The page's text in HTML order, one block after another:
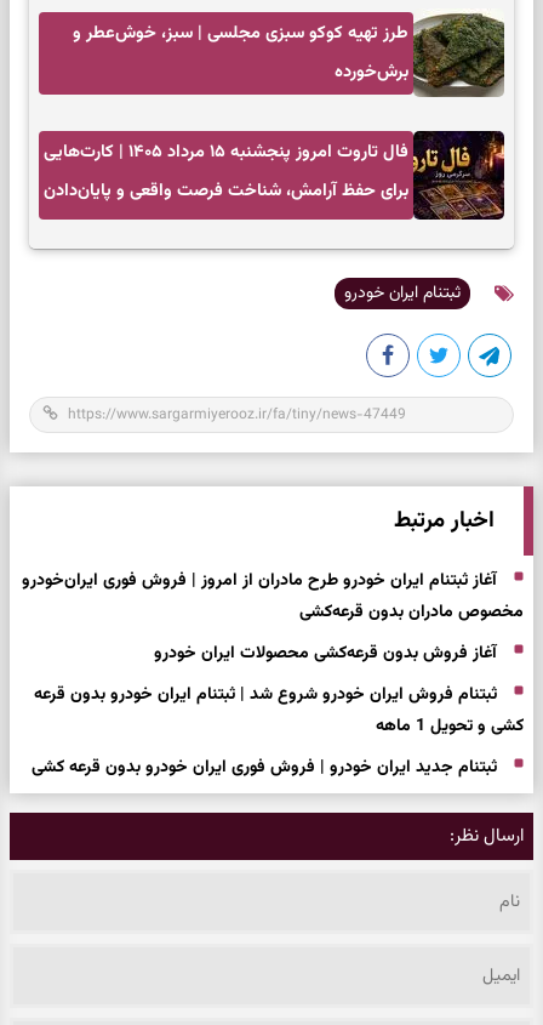
طرز تهیه کوکو سبزی مجلسی | سبز، خوش‌عطر و
برش‌خورده
فال تاروت امروز پنجشنبه ۱۵ مرداد ۱۴۰۵ | کارت‌هایی
برای حفظ آرامش، شناخت فرصت واقعی و پایان‌دادن
ثبتنام ایران خودرو
اخبار مرتبط
آغاز ثبتنام ایران خودرو طرح مادران از امروز | فروش فوری ایران‌خودرو
مخصوص مادران بدون قرعه‌کشی
آغاز فروش بدون قرعه‌کشی محصولات ایران خودرو
ثبتنام فروش ایران خودرو شروع شد | ثبتنام ایران خودرو بدون قرعه
کشی و تحویل 1 ماهه
ثبتنام جدید ایران خودرو | فروش فوری ایران خودرو بدون قرعه کشی
ارسال نظر: